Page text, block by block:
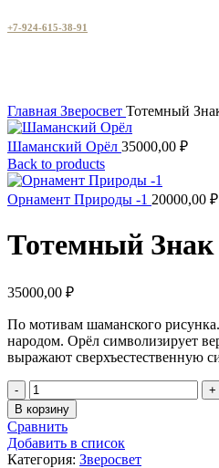
+7-924-615-38-91
Главная Зверосвет Тотемный
Шаманский Орёл 35000,00 ₽
Back to products
Орнамент Природы -1 20000,00 ₽
Тотемный Знак
35000,00 ₽
По мотивам шаманского
народом. Орёл символизирует
выражают сверхъестественную
Количество
товара
Тотемный
Знак
В корзину
Сравнить
Добавить в список
Категория: Зверосвет